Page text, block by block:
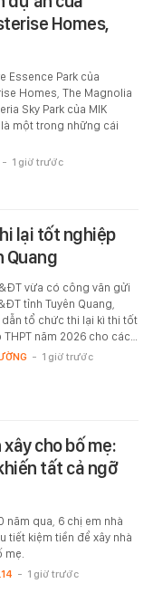
Homes,
Essence Park của
Homes, The Magnolia
Sky Park của MIK
một trong những cái
- 1 giờ trước
lại tốt nghiệp
Quang
vừa có công văn gửi
tỉnh Tuyên Quang,
tổ chức thi lại kì thi tốt
năm 2026 cho các…
- 1 giờ trước
cho bố mẹ:
tất cả ngỡ
năm qua, 6 chị em nhà
tiết kiệm tiền để xây nhà
mẹ.
- 1 giờ trước